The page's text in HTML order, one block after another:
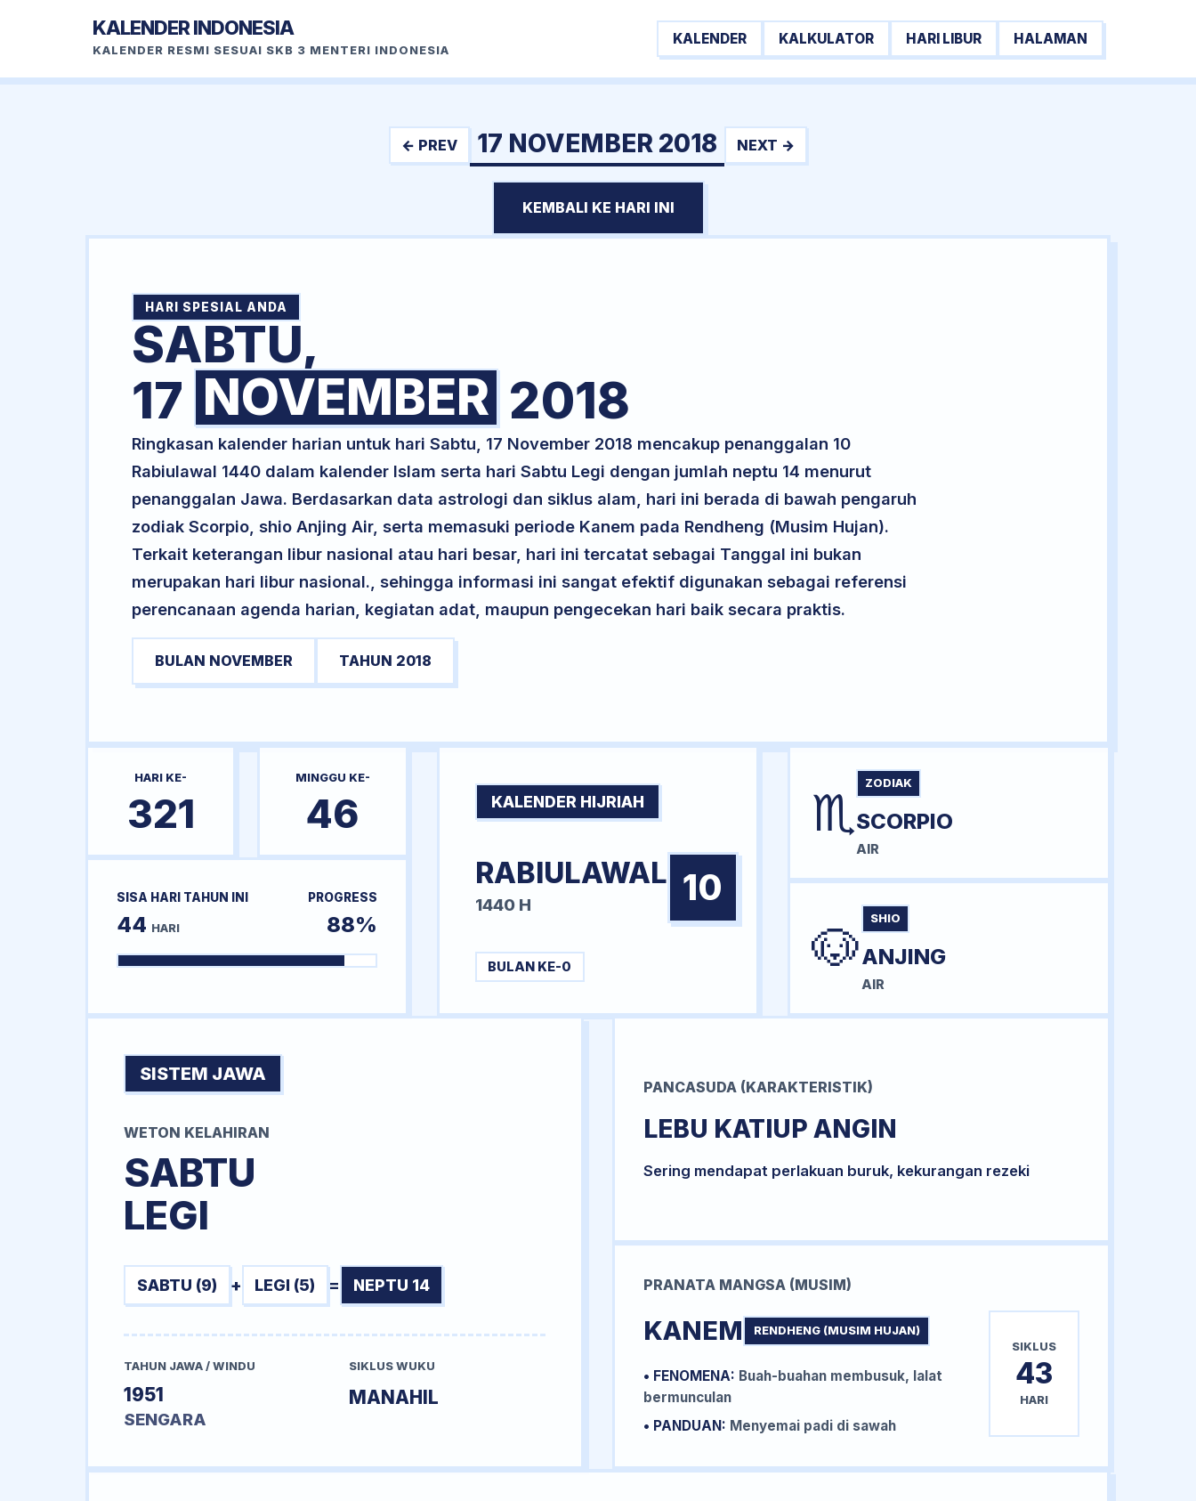
KALENDER INDONESIA
KALENDER RESMI SESUAI SKB 3 MENTERI INDONESIA
KALENDER KALKULATOR HARI LIBUR HALAMAN
← PREV 17 NOVEMBER 2018 NEXT →
KEMBALI KE HARI INI
HARI SPESIAL ANDA
SABTU,
17 NOVEMBER 2018
Ringkasan kalender harian untuk hari Sabtu, 17 November 2018 mencakup penanggalan 10
Rabiulawal 1440 dalam kalender Islam serta hari Sabtu Legi dengan jumlah neptu 14 menurut
penanggalan Jawa. Berdasarkan data astrologi dan siklus alam, hari ini berada di bawah pengaruh
zodiak Scorpio, shio Anjing Air, serta memasuki periode Kanem pada Rendheng (Musim Hujan).
Terkait keterangan libur nasional atau hari besar, hari ini tercatat sebagai Tanggal ini bukan
merupakan hari libur nasional., sehingga informasi ini sangat efektif digunakan sebagai referensi
perencanaan agenda harian, kegiatan adat, maupun pengecekan hari baik secara praktis.
BULAN NOVEMBER TAHUN 2018
HARI KE-
321
MINGGU KE-
46
SISA HARI TAHUN INI
44 HARI
PROGRESS
88%
KALENDER HIJRIAH
RABIULAWAL
1440 H 10
BULAN KE-0
♏ ZODIAK
SCORPIO
AIR
🐶 SHIO
ANJING
AIR
SISTEM JAWA
WETON KELAHIRAN
SABTU
LEGI
SABTU (9) + LEGI (5) = NEPTU 14
TAHUN JAWA / WINDU
1951
SENGARA
SIKLUS WUKU
MANAHIL
PANCASUDA (KARAKTERISTIK)
LEBU KATIUP ANGIN
Sering mendapat perlakuan buruk, kekurangan rezeki
PRANATA MANGSA (MUSIM)
KANEM RENDHENG (MUSIM HUJAN)
• FENOMENA: Buah-buahan membusuk, lalat
bermunculan
• PANDUAN: Menyemai padi di sawah
SIKLUS
43
HARI